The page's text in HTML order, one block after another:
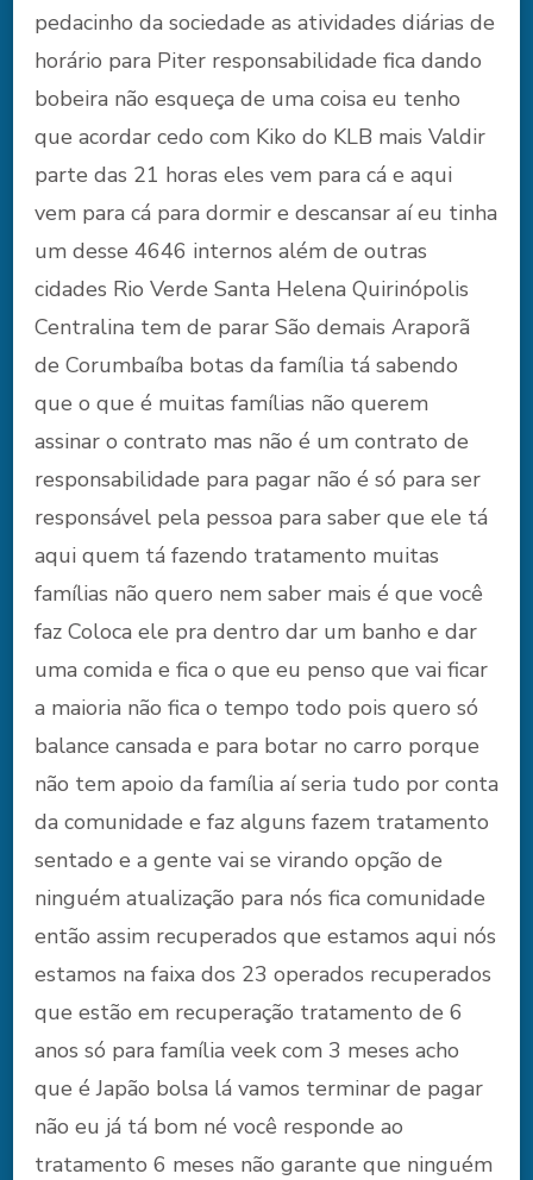
pedacinho da sociedade as atividades diárias de
horário para Piter responsabilidade fica dando
bobeira não esqueça de uma coisa eu tenho
que acordar cedo com Kiko do KLB mais Valdir
parte das 21 horas eles vem para cá e aqui
vem para cá para dormir e descansar aí eu tinha
um desse 4646 internos além de outras
cidades Rio Verde Santa Helena Quirinópolis
Centralina tem de parar São demais Araporã
de Corumbaíba botas da família tá sabendo
que o que é muitas famílias não querem
assinar o contrato mas não é um contrato de
responsabilidade para pagar não é só para ser
responsável pela pessoa para saber que ele tá
aqui quem tá fazendo tratamento muitas
famílias não quero nem saber mais é que você
faz Coloca ele pra dentro dar um banho e dar
uma comida e fica o que eu penso que vai ficar
a maioria não fica o tempo todo pois quero só
balance cansada e para botar no carro porque
não tem apoio da família aí seria tudo por conta
da comunidade e faz alguns fazem tratamento
sentado e a gente vai se virando opção de
ninguém atualização para nós fica comunidade
então assim recuperados que estamos aqui nós
estamos na faixa dos 23 operados recuperados
que estão em recuperação tratamento de 6
anos só para família veek com 3 meses acho
que é Japão bolsa lá vamos terminar de pagar
não eu já tá bom né você responde ao
tratamento 6 meses não garante que ninguém